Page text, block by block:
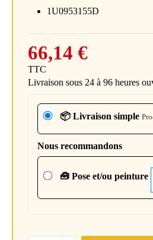
1U0953155D
66,14 €
TTC
Livraison sous 24 à 96 heures
📦 Livraison simple
Nous recommandons
🧰 Pose et/ou peinture